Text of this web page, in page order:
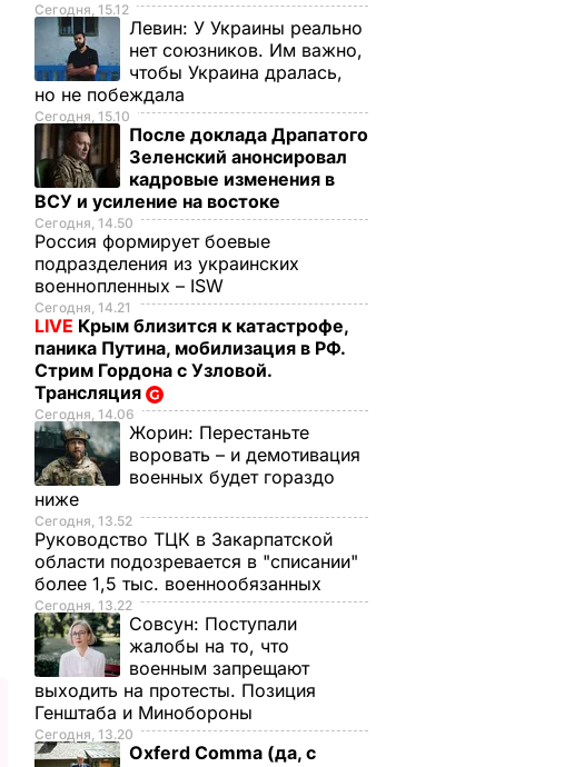
Сегодня, 15.12
Левин: У Украины реально
нет союзников. Им важно,
чтобы Украина дралась,
но не побеждала
Сегодня, 15.10
После доклада Драпатого
Зеленский анонсировал
кадровые изменения в
ВСУ и усиление на востоке
Сегодня, 14.50
Россия формирует боевые
подразделения из украинских
военнопленных – ISW
Сегодня, 14.21
LIVE Крым близится к катастрофе,
паника Путина, мобилизация в РФ.
Стрим Гордона с Узловой.
Трансляция
Сегодня, 14.06
Жорин: Перестаньте
воровать – и демотивация
военных будет гораздо
ниже
Сегодня, 13.52
Руководство ТЦК в Закарпатской
области подозревается в "списании"
более 1,5 тыс. военнообязанных
Сегодня, 13.22
Совсун: Поступали
жалобы на то, что
военным запрещают
выходить на протесты. Позиция
Генштаба и Минобороны
Сегодня, 13.20
Oxferd Comma (да, с